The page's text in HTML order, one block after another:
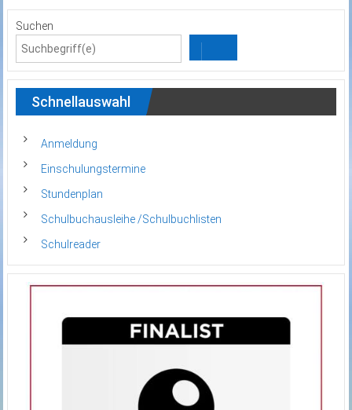
Suchen
Schnellauswahl
Anmeldung
Einschulungstermine
Stundenplan
Schulbuchausleihe /Schulbuchlisten
Schulreader